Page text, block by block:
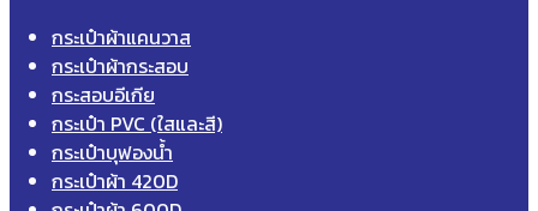
กระเป๋าผ้าแคนวาส
กระเป๋าผ้ากระสอบ
กระสอบอีเกีย
กระเป๋า PVC (ใสและสี)
กระเป๋าบุฟองน้ำ
กระเป๋าผ้า 420D